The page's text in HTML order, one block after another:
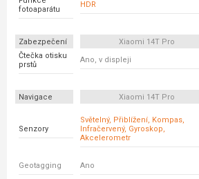
fotoaparátu
HDR
Zabezpečení Xiaomi 14T Pro
Čtečka otisku
prstů
Ano, v displeji
Navigace Xiaomi 14T Pro
Senzory
Světelný, Přiblížení, Kompas,
Infračervený, Gyroskop,
Akcelerometr
Geotagging Ano